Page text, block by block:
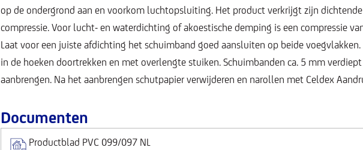
op de ondergrond aan en voorkom luchtopsluiting. Het product verkrijgt zijn
compressie. Voor lucht- en waterdichting of akoestische demping is een compressie
Laat voor een juiste afdichting het schuimband goed aansluiten op beide
in de hoeken doortrekken en met overlengte stuiken. Schuimbanden ca. 5 mm
aanbrengen. Na het aanbrengen schutpapier verwijderen en narollen met Celdex
Documenten
Productblad PVC 099/097 NL